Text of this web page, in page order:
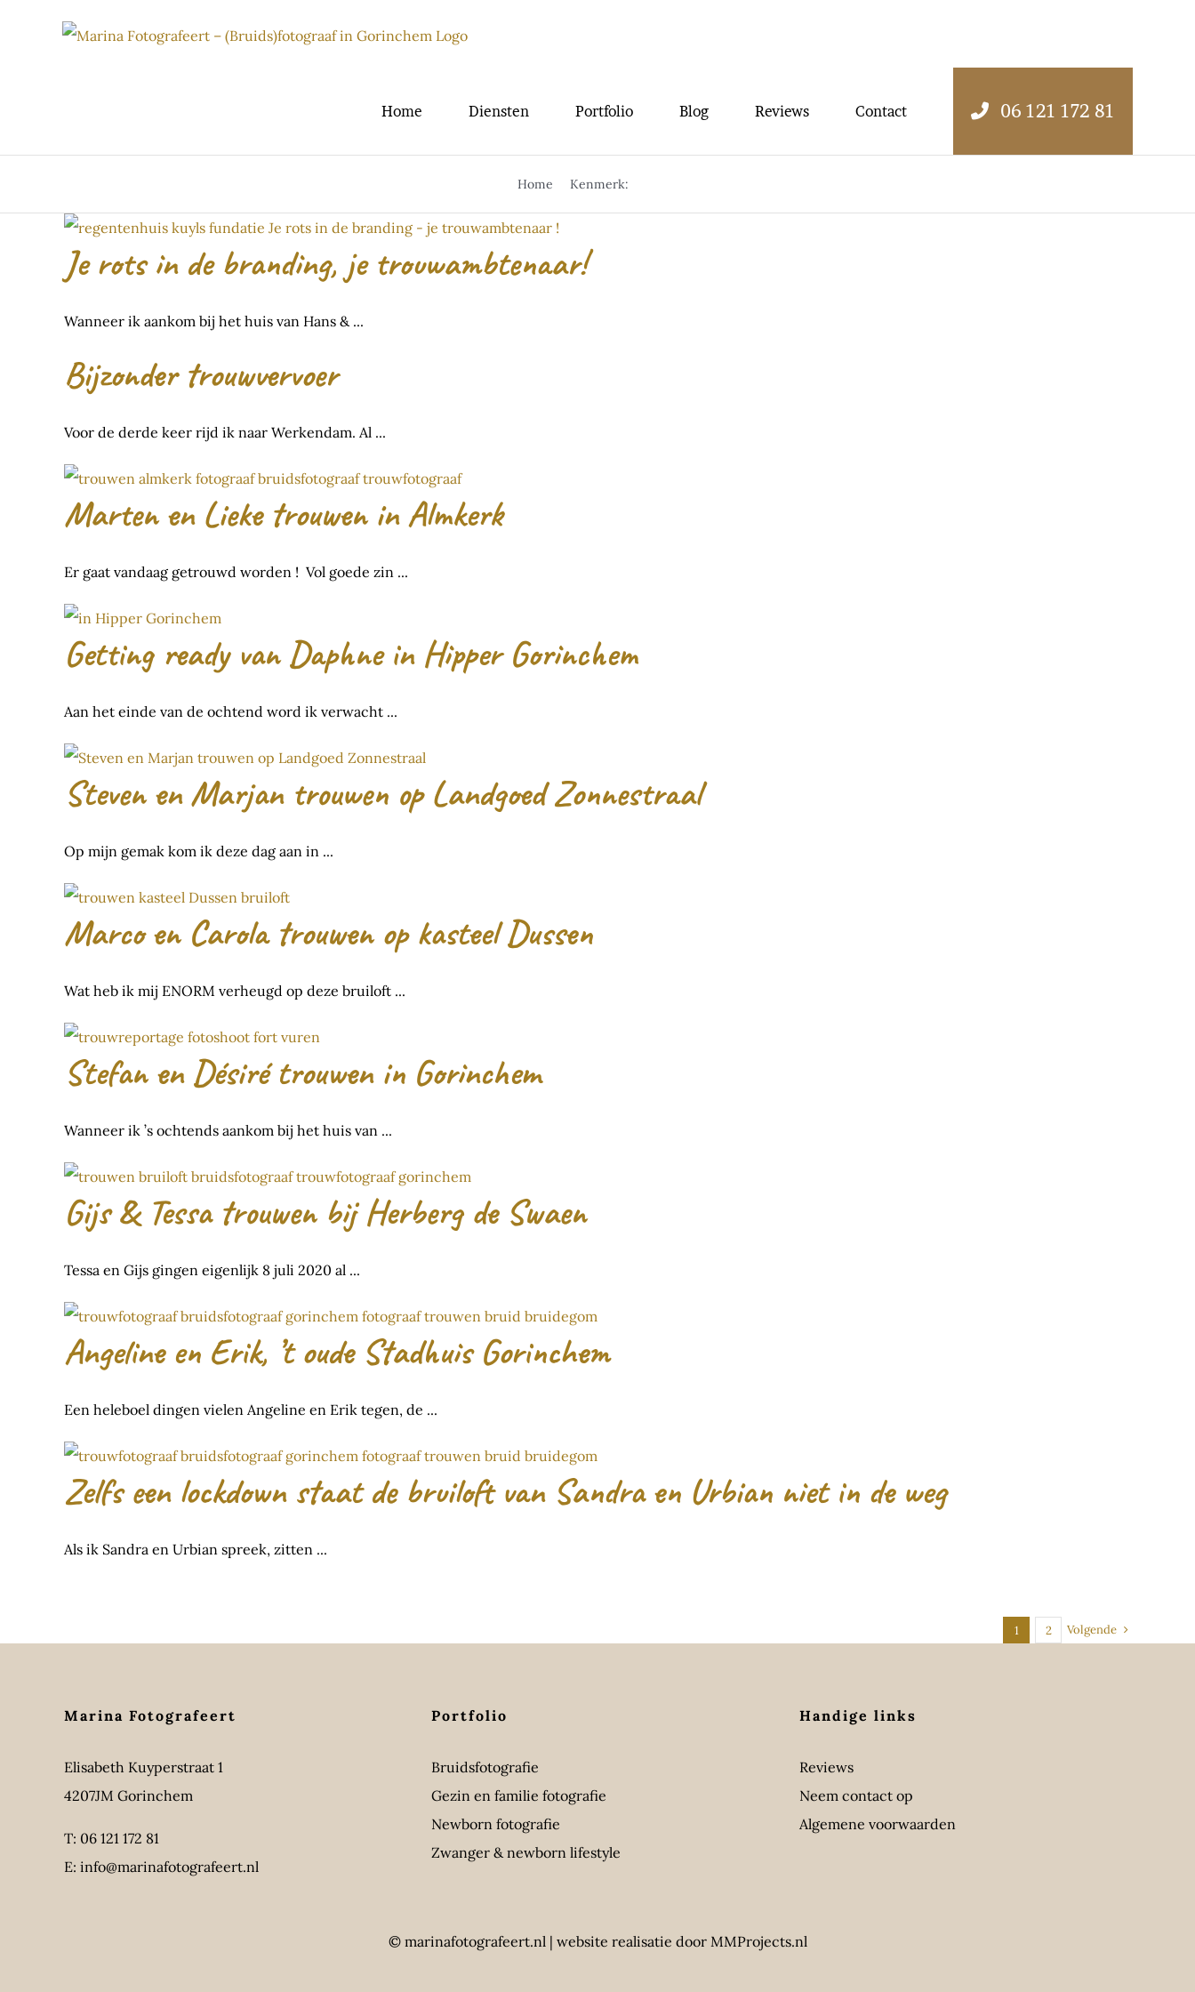
Home Diensten Portfolio Blog Reviews Contact 06 121 172 81
Home Kenmerk:
Je rots in de branding, je trouwambtenaar!
Wanneer ik aankom bij het huis van Hans & ...
Bijzonder trouwvervoer
Voor de derde keer rijd ik naar Werkendam. Al ...
Marten en Lieke trouwen in Almkerk
Er gaat vandaag getrouwd worden ! Vol goede zin ...
Getting ready van Daphne in Hipper Gorinchem
Aan het einde van de ochtend word ik verwacht ...
Steven en Marjan trouwen op Landgoed Zonnestraal
Op mijn gemak kom ik deze dag aan in ...
Marco en Carola trouwen op kasteel Dussen
Wat heb ik mij ENORM verheugd op deze bruiloft ...
Stefan en Désiré trouwen in Gorinchem
Wanneer ik ’s ochtends aankom bij het huis van ...
Gijs & Tessa trouwen bij Herberg de Swaen
Tessa en Gijs gingen eigenlijk 8 juli 2020 al ...
Angeline en Erik, ’t oude Stadhuis Gorinchem
Een heleboel dingen vielen Angeline en Erik tegen, de ...
Zelfs een lockdown staat de bruiloft van Sandra en Urbian niet in de weg
Als ik Sandra en Urbian spreek, zitten ...
1 2 Volgende
Marina Fotografeert
Elisabeth Kuyperstraat 1
4207JM Gorinchem
T: 06 121 172 81
E: info@marinafotografeert.nl
Portfolio
Bruidsfotografie
Gezin en familie fotografie
Newborn fotografie
Zwanger & newborn lifestyle
Handige links
Reviews
Neem contact op
Algemene voorwaarden
© marinafotografeert.nl | website realisatie door MMProjects.nl